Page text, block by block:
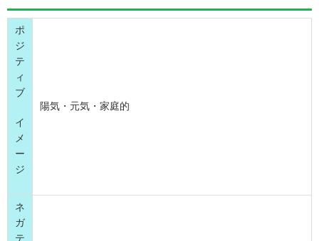
ポ
ジ
テ
ィ
ブ
イ
メ
ー
ジ
陽気・元気・家庭的
ネ
ガ
テ